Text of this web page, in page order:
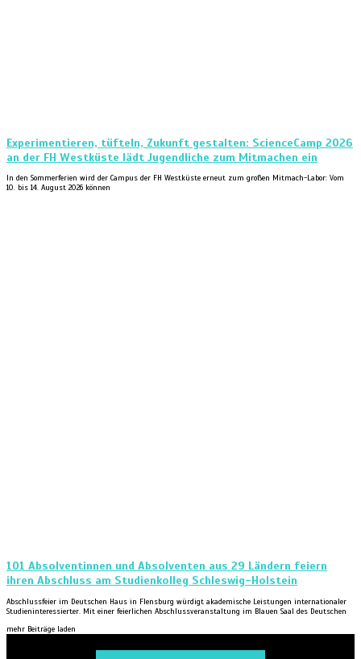
Experimentieren, tüfteln, Zukunft gestalten: ScienceCamp 2026
an der FH Westküste lädt Jugendliche zum Mitmachen ein
In den Sommerferien wird der Campus der FH Westküste erneut zum großen Mitmach-Labor: Vom
10. bis 14. August 2026 können
101 Absolventinnen und Absolventen aus 29 Ländern feiern
ihren Abschluss am Studienkolleg Schleswig-Holstein
Abschlussfeier im Deutschen Haus in Flensburg würdigt akademische Leistungen internationaler
Studieninteressierter. Mit einer feierlichen Abschlussveranstaltung im Blauen Saal des Deutschen
mehr Beiträge laden